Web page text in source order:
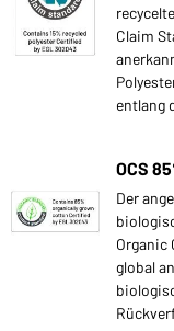
Claim
entlang
OCS
Der
Organic
global